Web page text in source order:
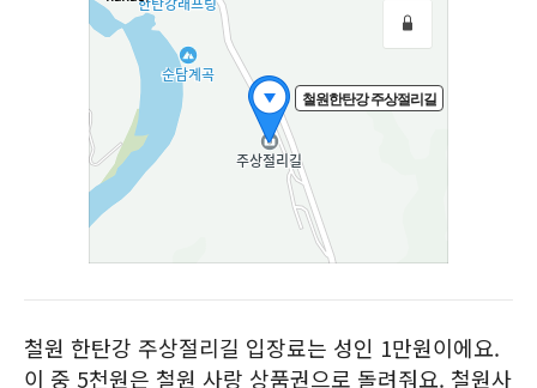
철원 한탄강 주상절리길 입장료는 성인 1만원이에요.
이 중 5천원은 철원 사랑 상품권으로 돌려줘요. 철원사